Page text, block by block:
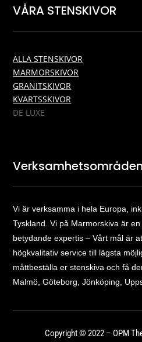
VÅRA STENSKIVOR
ALLA STENSKIVOR
MARMORSKIVOR
GRANITSKIVOR
KVARTSSKIVOR
DE LUXE
Verksamhetsområden
Vi är verksamma i hela Europa,
Tyskland. Vi på Marmorskiva är
betydande expertis – Vårt mål är
högkvalitativ service till lägsta
måttbeställa er stenskiva och få
Malmö, Göteborg, Jönköping,
Copyright © 2022 – OPM